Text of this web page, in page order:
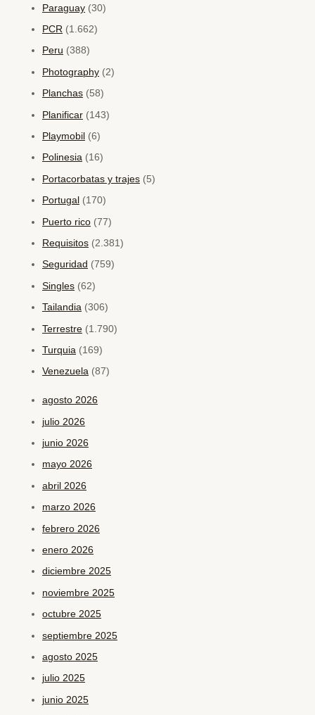
Paraguay (30)
PCR (1.662)
Peru (388)
Photography (2)
Planchas (58)
Planificar (143)
Playmobil (6)
Polinesia (16)
Portacorbatas y trajes (5)
Portugal (170)
Puerto rico (77)
Requisitos (2.381)
Seguridad (759)
Singles (62)
Tailandia (306)
Terrestre (1.790)
Turquia (169)
Venezuela (87)
agosto 2026
julio 2026
junio 2026
mayo 2026
abril 2026
marzo 2026
febrero 2026
enero 2026
diciembre 2025
noviembre 2025
octubre 2025
septiembre 2025
agosto 2025
julio 2025
junio 2025